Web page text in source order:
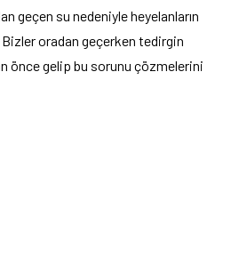
geçen su nedeniyle heyelanların
oradan geçerken tedirgin
önce gelip bu sorunu çözmelerini